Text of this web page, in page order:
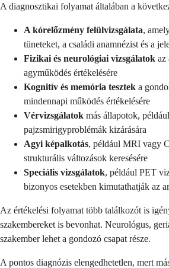
A diagnosztikai folyamat általában a
A kórelőzmény felülvizsgálata,
tüneteket, a családi anamnézist és a
Fizikai és neurológiai vizsgálatok az
agyműködés értékelésére
Kognitív és memória tesztek a
mindennapi működés értékelésére
Vérvizsgálatok más állapotok,
pajzsmirigyproblémák kizárására
Agyi képalkotás, például MRI vagy
strukturális változások keresésére
Speciális vizsgálatok, például PET
bizonyos esetekben kimutathatják az
Az értékelési folyamat több találkozót is
szakembereket is bevonhat. Neurológus,
szakember lehet a gondozó csapat része.
A pontos diagnózis elengedhetetlen, mert